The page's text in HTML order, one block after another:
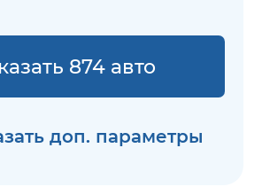
доп. параметры
874 авто